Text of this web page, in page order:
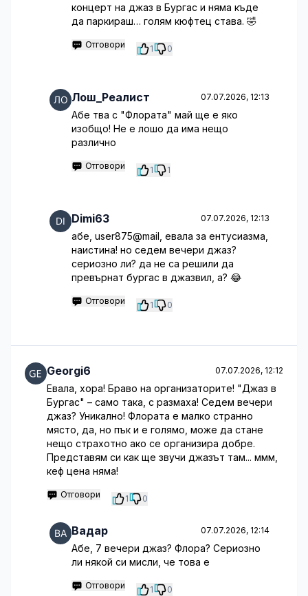
концерт на джаз в Бургас и няма къде
да паркираш… голям кюфтец става. 🤣
Отговори 1 0
Лош_Реалист 07.07.2026, 12:13
Абе тва с "Флората" май ще е яко
изобщо! Не е лошо да има нещо
различно
Отговори 1 1
Dimi63 07.07.2026, 12:13
абе, user875@mail, евала за ентусиазма,
наистина! но седем вечери джаз?
сериозно ли? да не са решили да
превърнат бургас в джазвил, а? 😂
Отговори 1 0
Georgi6 07.07.2026, 12:12
Евала, хора! Браво на организаторите! "Джаз в
Бургас" – само така, с размаха! Седем вечери
джаз? Уникално! Флората е малко странно
място, да, но пък и е голямо, може да стане
нещо страхотно ако се организира добре.
Представям си как ще звучи джазът там... ммм,
кеф цена няма!
Отговори 1 0
Вадар 07.07.2026, 12:14
Абе, 7 вечери джаз? Флора? Сериозно
ли някой си мисли, че това е
Отговори 1 0